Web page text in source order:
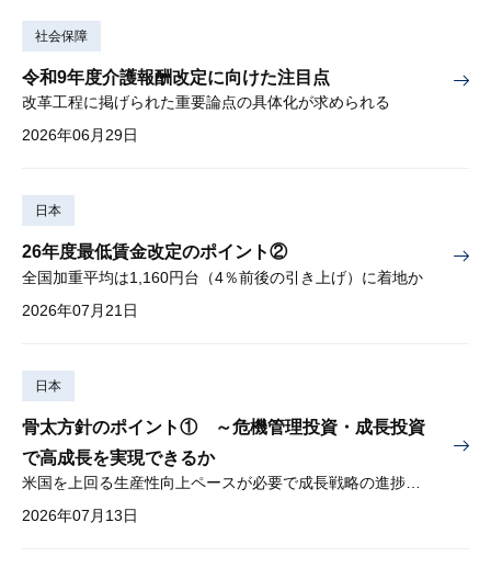
社会保障
令和9年度介護報酬改定に向けた注目点
改革工程に掲げられた重要論点の具体化が求められる
2026年06月29日
日本
26年度最低賃金改定のポイント②
全国加重平均は1,160円台（4％前後の引き上げ）に着地か
2026年07月21日
日本
骨太方針のポイント① ～危機管理投資・成長投資
で高成長を実現できるか
米国を上回る生産性向上ペースが必要で成長戦略の進捗管理も課題
2026年07月13日